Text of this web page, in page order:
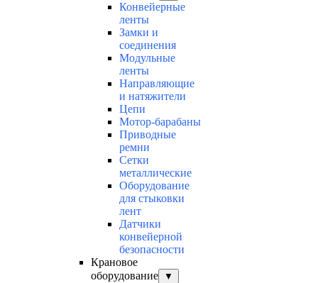
Конвейерные
ленты
Замки и
соединения
Модульные
ленты
Направляющие
и натяжители
Цепи
Мотор-барабаны
Приводные
ремни
Сетки
металлические
Оборудование
для стыковки
лент
Датчики
конвейерной
безопасности
Крановое
оборудование
▼